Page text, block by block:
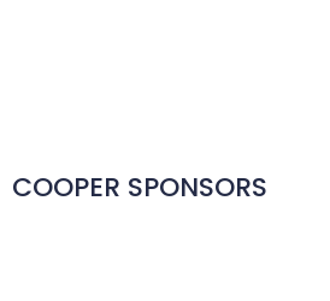
COOPER SPONSORS